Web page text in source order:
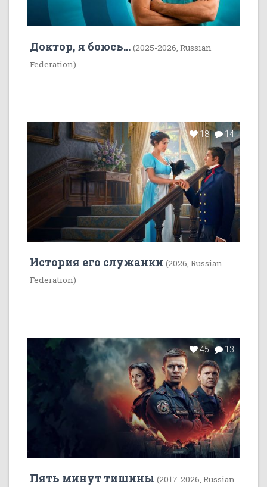
Доктор, я боюсь... (2025-2026, Russian
Federation)
18 14
История его служанки (2026, Russian
Federation)
45 13
Пять минут тишины (2017-2026, Russian